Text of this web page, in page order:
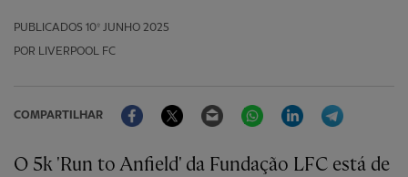
PUBLICADOS 10º JUNHO 2025
POR LIVERPOOL FC
COMPARTILHAR
FacebookTwitter Email WhatsAppLinkedIn
O 5k 'Run to Anfield' da Fundação LFC está de